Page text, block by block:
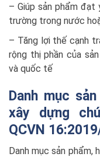
– Giúp sản phẩm
trường trong nước
– Tăng lợi thế cạnh
rộng thị phần của
và quốc tế
Danh mục
xây dựng
QCVN
Danh mục sản phẩm,